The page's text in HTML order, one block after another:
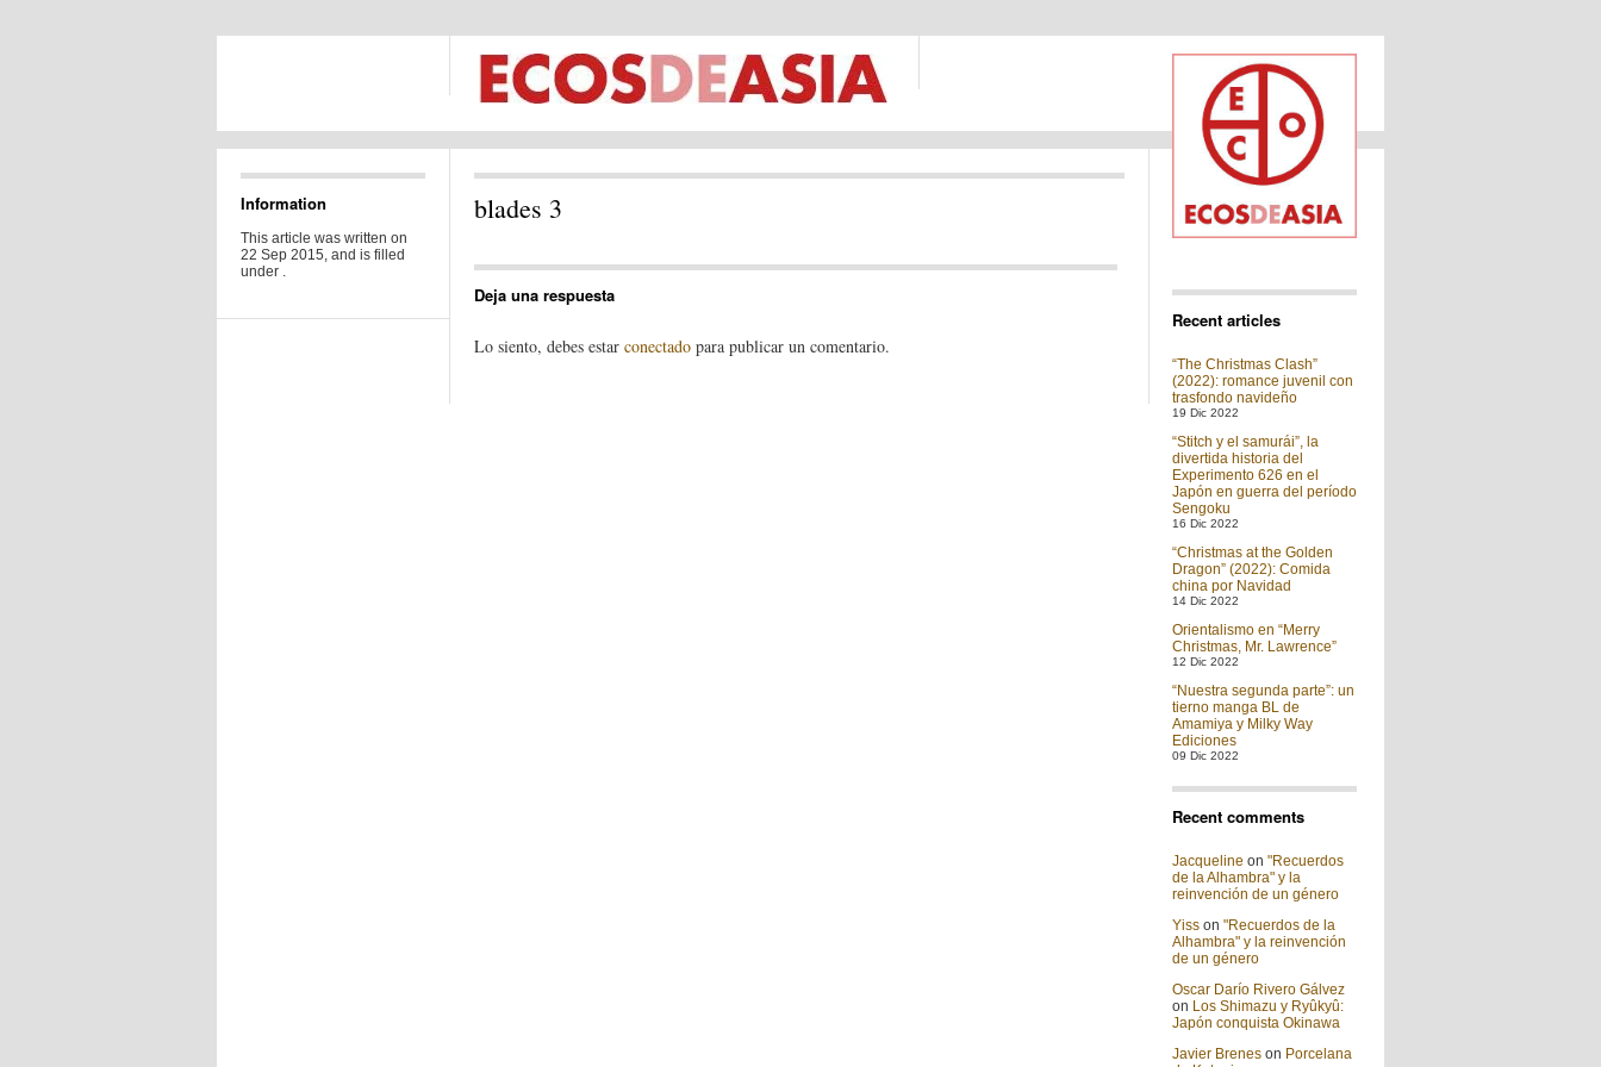
Information
This article was written on
22 Sep 2015, and is filled
under .
blades 3
Deja una respuesta
Lo siento, debes estar conectado para publicar un comentario.
Recent articles
“The Christmas Clash”
(2022): romance juvenil con
trasfondo navideño
19 Dic 2022
“Stitch y el samurái”, la
divertida historia del
Experimento 626 en el
Japón en guerra del período
Sengoku
16 Dic 2022
“Christmas at the Golden
Dragon” (2022): Comida
china por Navidad
14 Dic 2022
Orientalismo en “Merry
Christmas, Mr. Lawrence”
12 Dic 2022
“Nuestra segunda parte”: un
tierno manga BL de
Amamiya y Milky Way
Ediciones
09 Dic 2022
Recent comments
Jacqueline on "Recuerdos
de la Alhambra" y la
reinvención de un género
Yiss on "Recuerdos de la
Alhambra" y la reinvención
de un género
Oscar Darío Rivero Gálvez
on Los Shimazu y Ryûkyû:
Japón conquista Okinawa
Javier Brenes on Porcelana